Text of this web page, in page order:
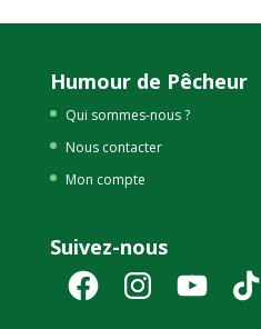
Humour de Pêcheur
Qui sommes-nous ?
Nous contacter
Mon compte
Suivez-nous
FacebookInstagramYouTube TikTok